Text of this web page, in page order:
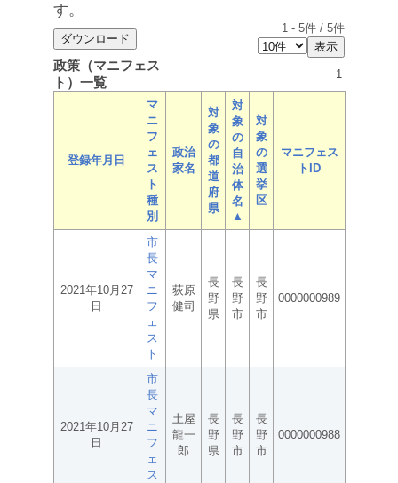
す。
1 - 5件 / 5件
政策（マニフェス
ト）一覧
1
登録年月日
マ
ニ
フ
ェ
ス
ト
種
別
政治
家名
対
象
の
都
道
府
県
対
象
の
自
治
体
名
▲
対
象
の
選
挙
区
マニフェス
トID
2021年10月27
日
市
長
マ
ニ
フ
ェ
ス
ト
荻原
健司
長
野
県
長
野
市
長
野
市
0000000989
2021年10月27
日
市
長
マ
ニ
フ
ェ
ス
土屋
龍一
郎
長
野
県
長
野
市
長
野
市
0000000988